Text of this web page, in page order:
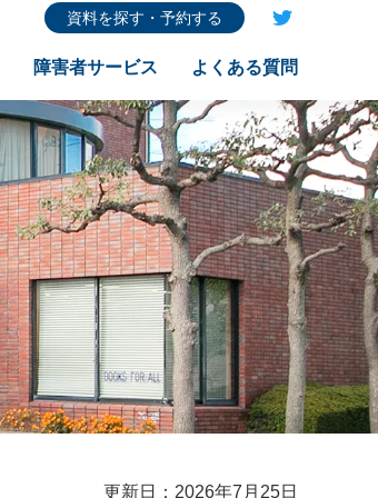
資料を探す・予約する
障害者サービス よくある質問
更新日：2026年7月25日